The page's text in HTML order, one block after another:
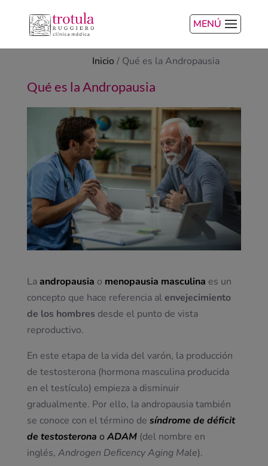
MENÚ
Inicio/ Qué es la Andropausia
Qué es la Andropausia
La andropausia o menopausia masculina es un
concepto que hace referencia alenvejecimiento
de los hombres desde el punto de vista
reproductivo.
En este etapa de la vida del varón, la producción
de testosterona (hormona masculina producida
en el testículo) empieza a disminuir
gradualmente. Por ello, la andropausia también
se conoce con el término de síndrome de déficit
de testosterona o ADAM(del nombre en
inglés, Androgen Deficency Aging Male).